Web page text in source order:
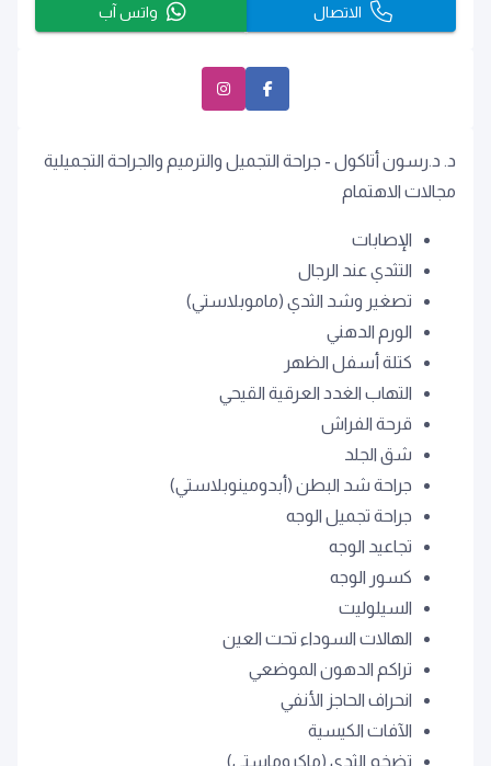
د. د.رسون أتاكول - جراحة التجميل والترميم والجراحة التجميلية
مجالات الاهتمام
الإصابات
التثدي عند الرجال
تصغير وشد الثدي (ماموبلاستي)
الورم الدهني
كتلة أسفل الظهر
التهاب الغدد العرقية القيحي
قرحة الفراش
شق الجلد
جراحة شد البطن (أبدومينوبلاستي)
جراحة تجميل الوجه
تجاعيد الوجه
كسور الوجه
السيلوليت
الهالات السوداء تحت العين
تراكم الدهون الموضعي
انحراف الحاجز الأنفي
الآفات الكيسية
تضخم الثدي (ماكروماستي)
الاتصال واتس آب